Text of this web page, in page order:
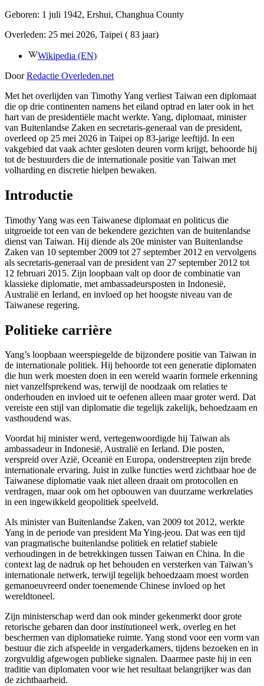
Geboren: 1 juli 1942, Ershui, Changhua County
Overleden: 25 mei 2026, Taipei ( 83 jaar)
Wikipedia (EN)
Door Redactie Overleden.net
Met het overlijden van Timothy Yang verliest Taiwan een diplomaat
die op drie continenten namens het eiland optrad en later ook in het
hart van de presidentiële macht werkte. Yang, diplomaat, minister
van Buitenlandse Zaken en secretaris-generaal van de president,
overleed op 25 mei 2026 in Taipei op 83-jarige leeftijd. In een
vakgebied dat vaak achter gesloten deuren vorm krijgt, behoorde hij
tot de bestuurders die de internationale positie van Taiwan met
volharding en discretie hielpen bewaken.
Introductie
Timothy Yang was een Taiwanese diplomaat en politicus die
uitgroeide tot een van de bekendere gezichten van de buitenlandse
dienst van Taiwan. Hij diende als 20e minister van Buitenlandse
Zaken van 10 september 2009 tot 27 september 2012 en vervolgens
als secretaris-generaal van de president van 27 september 2012 tot
12 februari 2015. Zijn loopbaan valt op door de combinatie van
klassieke diplomatie, met ambassadeursposten in Indonesië,
Australië en Ierland, en invloed op het hoogste niveau van de
Taiwanese regering.
Politieke carrière
Yang’s loopbaan weerspiegelde de bijzondere positie van Taiwan in
de internationale politiek. Hij behoorde tot een generatie diplomaten
die hun werk moesten doen in een wereld waarin formele erkenning
niet vanzelfsprekend was, terwijl de noodzaak om relaties te
onderhouden en invloed uit te oefenen alleen maar groter werd. Dat
vereiste een stijl van diplomatie die tegelijk zakelijk, behoedzaam en
vasthoudend was.
Voordat hij minister werd, vertegenwoordigde hij Taiwan als
ambassadeur in Indonesië, Australië en Ierland. Die posten,
verspreid over Azië, Oceanië en Europa, onderstreepten zijn brede
internationale ervaring. Juist in zulke functies werd zichtbaar hoe de
Taiwanese diplomatie vaak niet alleen draait om protocollen en
verdragen, maar ook om het opbouwen van duurzame werkrelaties
in een ingewikkeld geopolitiek speelveld.
Als minister van Buitenlandse Zaken, van 2009 tot 2012, werkte
Yang in de periode van president Ma Ying-jeou. Dat was een tijd
van pragmatische buitenlandse politiek en relatief stabiele
verhoudingen in de betrekkingen tussen Taiwan en China. In die
context lag de nadruk op het behouden en versterken van Taiwan’s
internationale netwerk, terwijl tegelijk behoedzaam moest worden
gemanoeuvreerd onder toenemende Chinese invloed op het
wereldtoneel.
Zijn ministerschap werd dan ook minder gekenmerkt door grote
retorische gebaren dan door institutioneel werk, overleg en het
beschermen van diplomatieke ruimte. Yang stond voor een vorm van
bestuur die zich afspeelde in vergaderkamers, tijdens bezoeken en in
zorgvuldig afgewogen publieke signalen. Daarmee paste hij in een
traditie van diplomaten voor wie het resultaat belangrijker was dan
de zichtbaarheid.